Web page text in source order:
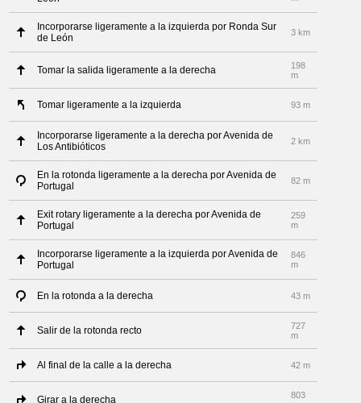
Incorporarse ligeramente a la izquierda por Ronda Sur
de León
3 km
Tomar la salida ligeramente a la derecha
198
m
Tomar ligeramente a la izquierda 93 m
Incorporarse ligeramente a la derecha por Avenida de
Los Antibióticos
2 km
En la rotonda ligeramente a la derecha por Avenida de
Portugal
82 m
Exit rotary ligeramente a la derecha por Avenida de
Portugal
259
m
Incorporarse ligeramente a la izquierda por Avenida de
Portugal
846
m
En la rotonda a la derecha 43 m
Salir de la rotonda recto
727
m
Al final de la calle a la derecha 42 m
Girar a la derecha
803